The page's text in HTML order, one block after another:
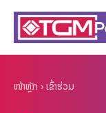
ໜ້າຫຼັກ ›ເຂົ້າຮ່ວມ